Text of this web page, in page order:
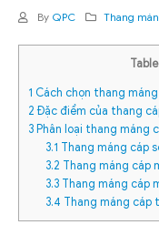
By QPC Thang
1 Cách chọn thang
2Đặc điểm của thang
3 Phân loại thang máng
3.1 Thang máng cáp
3.2 Thang máng cáp
3.3Thang máng cáp
3.4 Thang máng cáp